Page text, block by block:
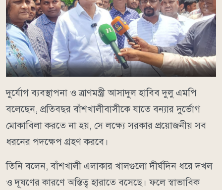
দুর্যোগ ব্যবস্থাপনা ও ত্রাণমন্ত্রী আসাদুল হাবিব দুলু এমপি
বলেছেন, প্রতিবছর বাঁশখালীবাসীকে যাতে বন্যার দুর্ভোগ
মোকাবিলা করতে না হয়, সে লক্ষ্যে সরকার প্রয়োজনীয় সব
ধরনের পদক্ষেপ গ্রহণ করবে।
তিনি বলেন, বাঁশখালী এলাকার খালগুলো দীর্ঘদিন ধরে দখল
ও দূষণের কারণে অস্তিত্ব হারাতে বসেছে। ফলে স্বাভাবিক